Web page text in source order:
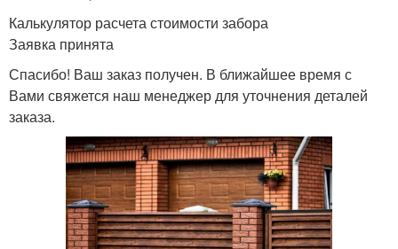
Калькулятор расчета стоимости забора
Заявка принята
Спасибо! Ваш заказ получен. В ближайшее время с
Вами свяжется наш менеджер для уточнения деталей
заказа.